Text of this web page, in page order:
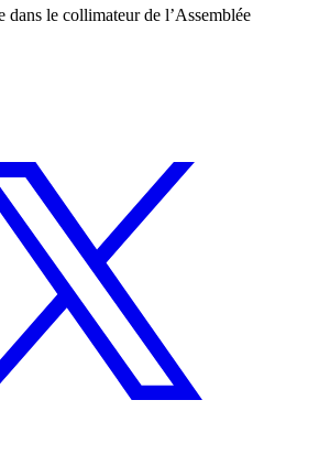
dans le collimateur de l’Assemblée